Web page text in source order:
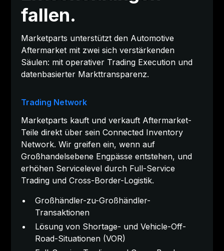
fallen.
Marketparts unterstützt den Automotive
Aftermarket mit zwei sich verstärkenden
Säulen: mit operativer Trading Execution und
datenbasierter Markttransparenz.
Trading Network
Marketparts kauft und verkauft Aftermarket-
Teile direkt über sein Connected Inventory
Network. Wir greifen ein, wenn auf
Großhandelsebene Engpässe entstehen, und
erhöhen Servicelevel durch Full-Service
Trading und Cross-Border-Logistik.
Großhändler-zu-Großhändler-
Transaktionen
Lösung von Shortage- und Vehicle-Off-
Road-Situationen (VOR)